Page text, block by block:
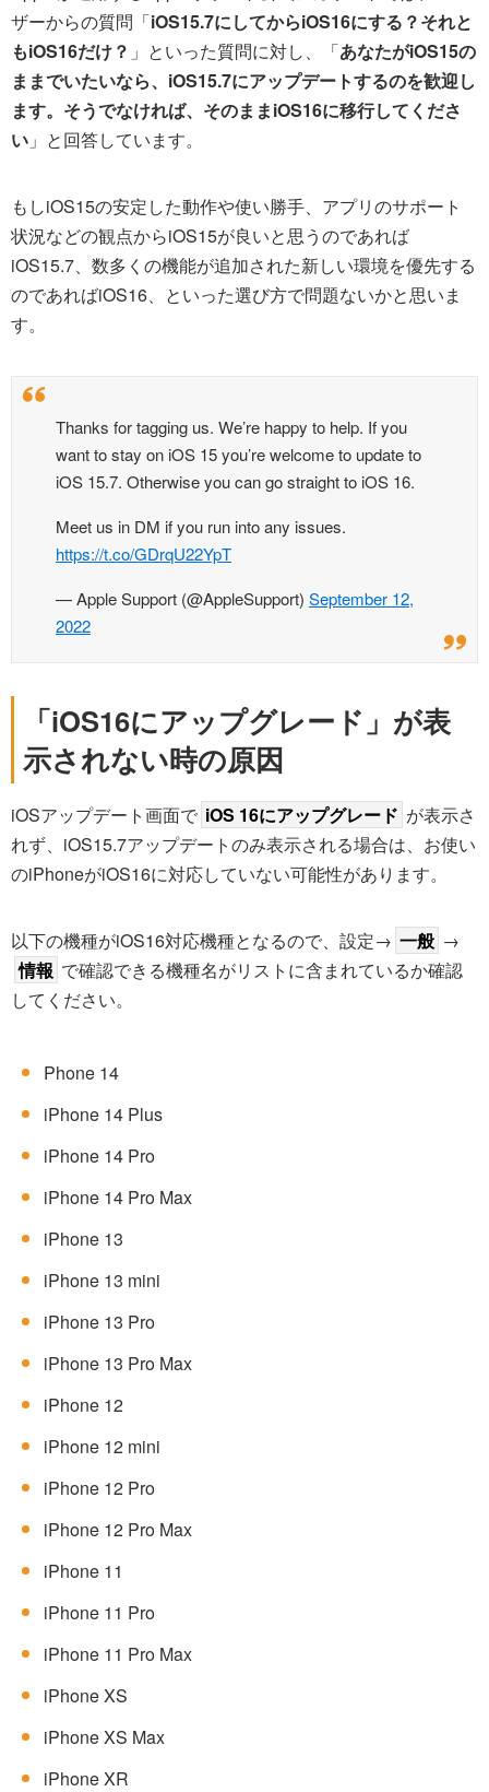
ザーからの質問「iOS15.7にしてからiOS16にする？それと
もiOS16だけ？ 」といった質問に対し、「あなたがiOS15の
ままでいたいなら、iOS15.7にアップデートするのを歓迎し
ます。そうでなければ、そのままiOS16に移行してくださ
い 」と回答しています。
もしiOS15の安定した動作や使い勝手、アプリのサポート
状況などの観点からiOS15が良いと思うのであれば
iOS15.7、数多くの機能が追加された新しい環境を優先する
のであればiOS16、といった選び方で問題ないかと思いま
す。
Thanks for tagging us. We’re happy to help. If you
want to stay on iOS 15 you’re welcome to update to
iOS 15.7. Otherwise you can go straight to iOS 16.
Meet us in DM if you run into any issues.
https://t.co/GDrqU22YpT
— Apple Support (@AppleSupport) September 12,
2022
「iOS16にアップグレード」が表
示されない時の原因
iOSアップデート画面で iOS 16にアップグレード が表示さ
れず、iOS15.7アップデートのみ表示される場合は、お使い
のiPhoneがiOS16に対応していない可能性があります。
以下の機種がiOS16対応機種となるので、設定→ 一般 →
情報 で確認できる機種名がリストに含まれているか確認
してください。
Phone 14
iPhone 14 Plus
iPhone 14 Pro
iPhone 14 Pro Max
iPhone 13
iPhone 13 mini
iPhone 13 Pro
iPhone 13 Pro Max
iPhone 12
iPhone 12 mini
iPhone 12 Pro
iPhone 12 Pro Max
iPhone 11
iPhone 11 Pro
iPhone 11 Pro Max
iPhone XS
iPhone XS Max
iPhone XR